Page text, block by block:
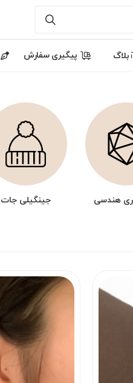
بلاگ پیگیری سفارش
هندسی جینگیلی جات